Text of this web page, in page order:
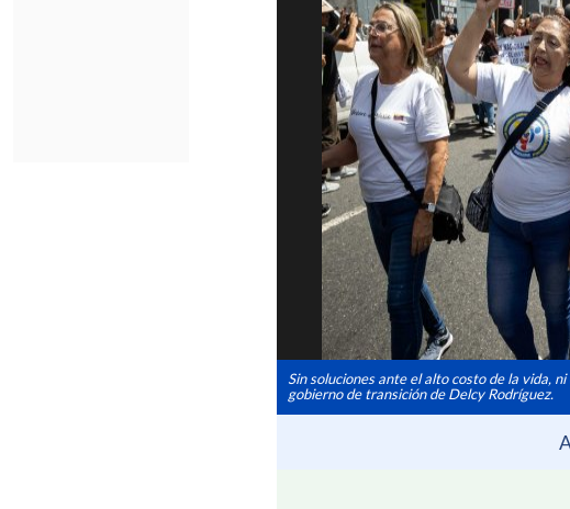
Sin soluciones ante el alto costo de la vida,
gobierno de transición de Delcy Rodríguez.